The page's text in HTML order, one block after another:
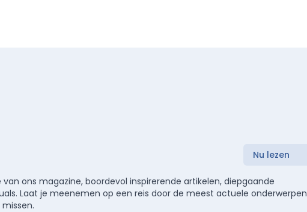
Nu lezen
ons magazine, boordevol inspirerende artikelen, diepgaande
Laat je meenemen op een reis door de meest actuele onderwerpen